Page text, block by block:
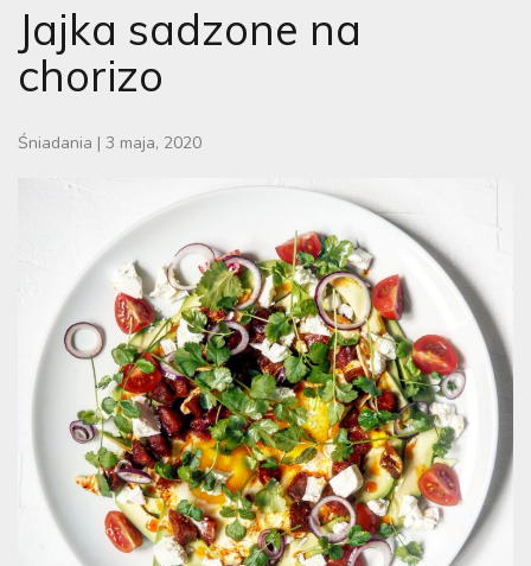
Jajka sadzone na
chorizo
Śniadania | 3 maja, 2020